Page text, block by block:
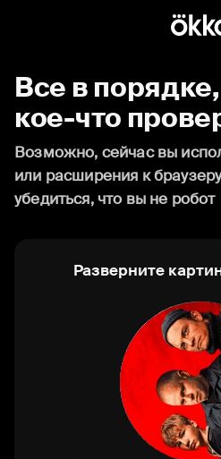
Все в
кое-что
Возможно, сейчас вы
или расширения к
убедиться, что вы не робот
Разверните